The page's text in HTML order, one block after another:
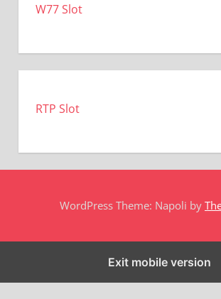
W77 Slot
RTP Slot
WordPress Theme: Napoli by
Exit mobile version